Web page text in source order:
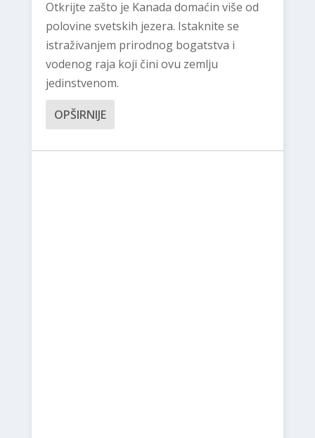
Otkrijte zašto je Kanada domaćin više od
polovine svetskih jezera. Istaknite se
istraživanjem prirodnog bogatstva i
vodenog raja koji čini ovu zemlju
jedinstvenom.
OPŠIRNIJE